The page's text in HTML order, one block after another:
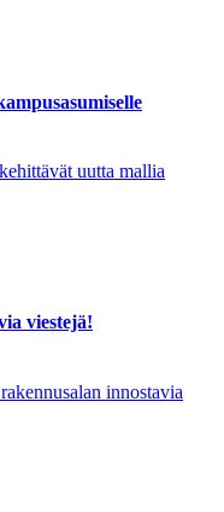
uutta mallia
viestejä!
innostavia